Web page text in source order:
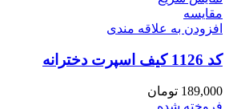
مقايسه
افزودن به علاقه مندی
کد 1126 کیف اسپرت دخترانه
189,000 تومان